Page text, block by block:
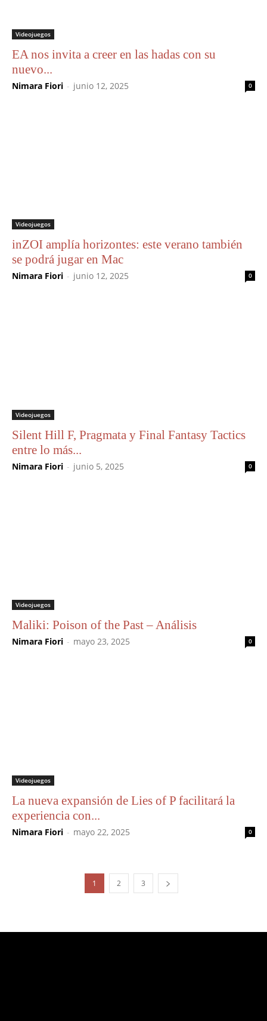
Videojuegos
EA nos invita a creer en las hadas con su
nuevo...
Nimara Fiori - junio 12, 2025 0
Videojuegos
inZOI amplía horizontes: este verano también
se podrá jugar en Mac
Nimara Fiori - junio 12, 2025 0
Videojuegos
Silent Hill F, Pragmata y Final Fantasy Tactics
entre lo más...
Nimara Fiori - junio 5, 2025 0
Videojuegos
Maliki: Poison of the Past – Análisis
Nimara Fiori - mayo 23, 2025 0
Videojuegos
La nueva expansión de Lies of P facilitará la
experiencia con...
Nimara Fiori - mayo 22, 2025 0
1 2 3